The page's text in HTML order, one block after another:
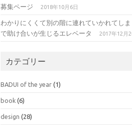
募集ページ
2018年10月6日
わかりにくくて別の階に連れていかれてし
で助け合いが生じるエレベータ
2017年12月
カテゴリー
BADUI of the year (1)
book (6)
design (28)